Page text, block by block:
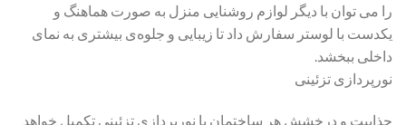
را می ‌توان با دیگر لوازم روشنایی منزل به صورت هماهنگ و
یکدست با لوستر سفارش داد تا زیبایی و جلوه‌ی بیشتری به نمای
داخلی ببخشد.
نورپردازی تزئینی
جذابیت و درخشش هر ساختمان با نورپردازی تزئینی تکمیل خواهد